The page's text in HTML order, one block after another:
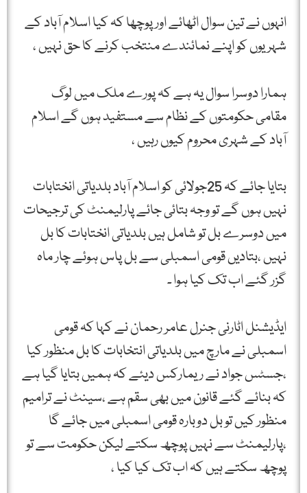
انہوں نے تین سوال اٹھائے اور پوچھا کہ کیا اسلام آباد کے
شہریوں کو اپنے نمائندے منتخب کرنے کا حق نہیں ،
ہمارا دوسرا سوال یہ ہے کہ پورے ملک میں لوگ
مقامی حکومتوں کے نظام سے مستفید ہوں گے اسلام
آباد کے شہری محروم کیوں رہیں ،
بتایا جائے کہ 25جولائی کو اسلام آباد بلدیاتی انختابات
نہیں ہوں گے تو وجہ بتائی جائے پارلیمنٹ کی ترجیحات
میں دوسرے بل تو شامل ہیں بلدیاتی انختابات کا بل
نہیں ،بتادیں قومی اسمبلی سے بل پاس ہوئے چار ماہ
گزر گئے اب تک کیا ہوا ۔
ایڈیشنل اٹارنی جنرل عامر رحمان نے کہا کہ قومی
اسمبلی نے مارچ میں بلدیاتی انتخابات کا بل منظور کیا
،جسٹس جواد نے ریمارکس دیئے کہ ہمیں بتایا گیا ہے
کہ بنائے گئے قانون میں بھی سقم ہے ،سینٹ نے ترامیم
منظور کیں تو بل دوبارہ قومی اسمبلی میں جائے گا
،پارلیمنٹ سے نہیں پوچھ سکتے لیکن حکومت سے تو
پوچھ سکتے ہیں کہ اب تک کیا کیا ،